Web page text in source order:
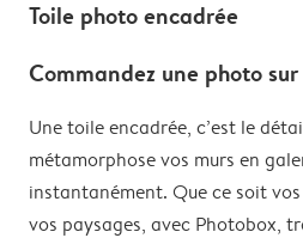
grands-parents, une version
moitié… et à chaque fois, c’est
créer un mur de photos original.
du relief à votre déco. Vous
à un mur de cadres photo ou à
composer une galerie unique.
photos au mur n’a jamais été
stylé.
Toile photo encadrée
Commandez une photo
Une toile encadrée, c’est le
métamorphose vos murs en
instantanément. Que ce soit
vos paysages, avec Photobox,